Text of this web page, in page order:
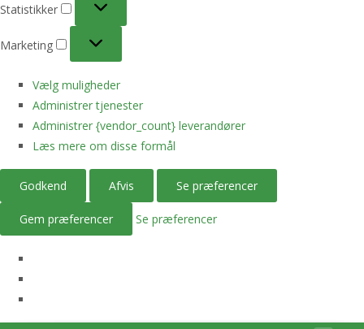
Statistikker
Marketing
Vælg muligheder
Administrer tjenester
Administrer {vendor_count} leverandører
Læs mere om disse formål
Godkend Afvis Se præferencer
Gem præferencer Se præferencer